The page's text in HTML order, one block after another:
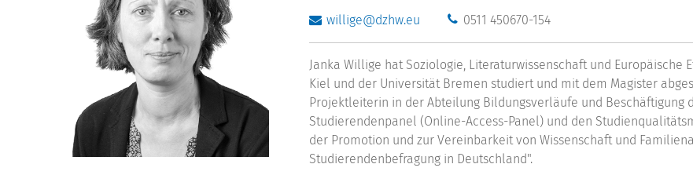
willige@dzhw.eu 0511 450670-154
Janka Willige hat Soziologie, Literaturwissenschaft und
Kiel und der Universität Bremen studiert und mit dem Magister
Projektleiterin in der Abteilung Bildungsverläufe und Beschäftigung
Studierendenpanel (Online-Access-Panel) und den
der Promotion und zur Vereinbarkeit von Wissenschaft und
Studierendenbefragung in Deutschland".